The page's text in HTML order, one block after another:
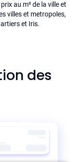
au m² de la ville et
villes et metropoles,
et Iris.
des